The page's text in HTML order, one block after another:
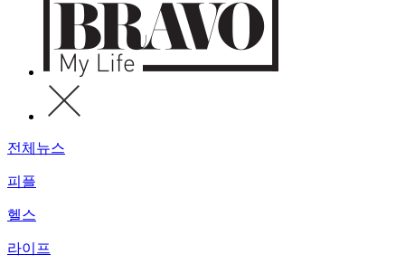
전체뉴스
피플
헬스
라이프